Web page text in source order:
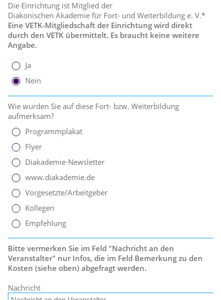
Die Einrichtung ist Mitglied der
Diakonischen Akademie für Fort- und Weiterbildung e. V.*
Eine VETK-Mitgliedschaft der Einrichtung wird direkt
durch den VETK übermittelt. Es braucht keine weitere
Angabe.
Ja
Nein
Wie wurden Sie auf diese Fort- bzw. Weiterbildung
aufmerksam?
Programmplakat
Flyer
Diakademie-Newsletter
www.diakademie.de
Vorgesetzte/Arbeitgeber
Kollegen
Empfehlung
Bitte vermerken Sie im Feld "Nachricht an den
Veranstalter" nur Infos, die im Feld Bemerkung zu den
Kosten (siehe oben) abgefragt werden.
Nachricht